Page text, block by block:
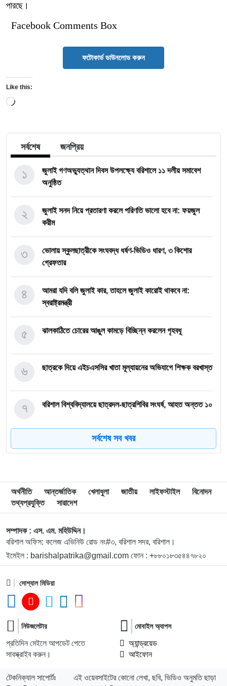
পারছে।
Facebook Comments Box
ফটোকার্ড ডাউনলোড করুন
Like this:
Loading…
সর্বশেষ জনপ্রিয়
জুলাই গণঅভ্যুত্থান দিবস উপলক্ষ্যে বরিশালে ১১ দলীয় সমাবেশ
অনুষ্ঠিত
১
জুলাই সনদ নিয়ে প্রতারণা করলে পরিণতি ভালো হবে না: ফয়জুল
করীম
২
ভোলায় স্কুলছাত্রীকে সংঘবদ্ধ ধর্ষণ-ভিডিও ধারণ, ৩ কিশোর
গ্রেফতার
৩
আমরা যদি বলি জুলাই কার, তাহলে জুলাই কারোই থাকবে না:
স্বরাষ্ট্রমন্ত্রী
৪
ঝালকাঠিতে চোরের আঙুল কামড়ে বিচ্ছিন্ন করলেন গৃহবধূ
৫
ছাত্রকে দিয়ে এইচএসসির খাতা মূল্যায়নের অভিযাগে শিক্ষক বরখাস্ত
৬
বরিশাল বিশ্ববিদ্যালয়ে ছাত্রদল-ছাত্রশিবির সংঘর্ষ, আহত অন্তত ১০
৭
বিএম কলেজে নানা আয়োজনে পালিত হলো জুলাই গণঅভ্যুত্থান
দিবস
৮
বিএম কলেজে “শিবির” ট্যাগ দিয়ে জুলাইয়ের অনুষ্ঠান বন্ধের
অভিযোগ ছাত্রদলের বিরুদ্ধে
৯
অনুষ্ঠিত
১০
ডিগ্রি হলের ঝুঁকিপূর্ণ ভবন পরিদর্শনে বিএম কলেজ অধ্যক্ষ, দ্রুত
১১
বাকেরগঞ্জে বোমা বিস্ফোরণ, নারী-শিশুসহ দগ্ধ ৩
১২
ফের বিশ্ববাজারে স্বর্ণের দামে বড় লাফ
১৩
জাপানকে হারিয়ে শেষ ষোলোতে ব্রাজিল
১৪
সর্বশেষ সব খবর
অর্থনীতি আন্তর্জাতিক খেলাধুলা জাতীয় লাইফস্টাইল
বিনোদন
তথ্যপ্রযুক্তি
সারাদেশ
সম্পাদক : এস. এম. মহিউদ্দিন।
বরিশাল অফিস: কলেজ এভিনিউ রোড নং#৩, বরিশাল সদর, বরিশাল।
ইমেইল : barishalpatrika@gmail.com ফোন : +৮৮০১৮৩৫৪৪৭৮২০
সোশ্যাল মিডিয়া
নিউজলেটার
প্রতিদিন মেইলে আপডেট পেতে
সাবস্ক্রাইব করুন।
মোবাইল অ্যাপস
অ্যান্ড্রয়েড
আইফোন
টেকনিক্যাল সাপোর্টঃ
এই ওয়েবসাইটের কোনো লেখা, ছবি, ভিডিও অনুমতি ছাড়া